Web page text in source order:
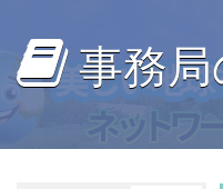
事務局